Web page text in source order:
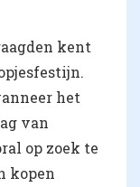
kent
het
van
op zoek te
kopen